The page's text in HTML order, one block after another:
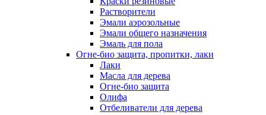
Растворители
Эмали аэрозольные
Эмали общего назначения
Эмаль для пола
Огне-био защита, пропитки, лаки
Лаки
Масла для дерева
Огне-био защита
Олифа
Отбеливатели для дерева